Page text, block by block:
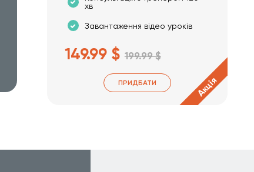
хв
Завантаження відео уроків
149.99 $ 199.99 $
ПРИДБАТИ Акція